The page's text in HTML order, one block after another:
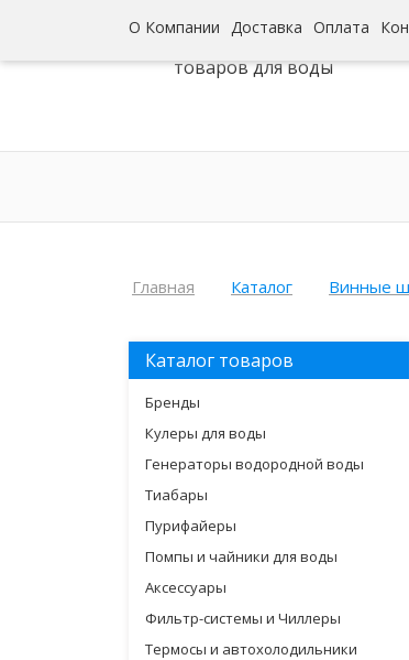
О Компании Доставка Оплата
Интернет-гипермаркет
товаров для воды
Главная Каталог Винные
Каталог товаров
Бренды
Кулеры для воды
Генераторы водородной воды
Тиабары
Пурифайеры
Помпы и чайники для воды
Аксессуары
Фильтр-системы и Чиллеры
Термосы и автохолодильники